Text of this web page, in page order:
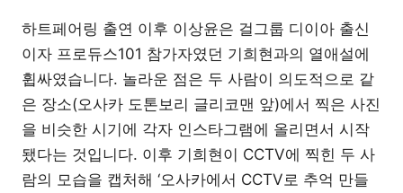
하트페어링 출연 이후 이상윤은 걸그룹 디이아 출신
이자 프로듀스101 참가자였던 기희현과의 열애설에
휩싸였습니다. 놀라운 점은 두 사람이 의도적으로 같
은 장소(오사카 도톤보리 글리코맨 앞)에서 찍은 사진
을 비슷한 시기에 각자 인스타그램에 올리면서 시작
됐다는 것입니다. 이후 기희현이 CCTV에 찍힌 두 사
람의 모습을 캡처해 ‘오사카에서 CCTV로 추억 만들